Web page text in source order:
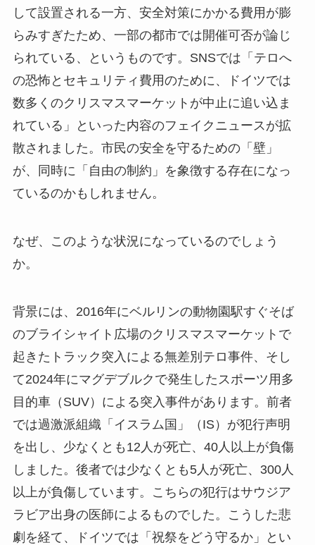
して設置される一方、安全対策にかかる費用が膨
らみすぎたため、一部の都市では開催可否が論じ
られている、というものです。SNSでは「テロへ
の恐怖とセキュリティ費用のために、ドイツでは
数多くのクリスマスマーケットが中止に追い込ま
れている」といった内容のフェイクニュースが拡
散されました。市民の安全を守るための「壁」
が、同時に「自由の制約」を象徴する存在になっ
ているのかもしれません。
なぜ、このような状況になっているのでしょう
か。
背景には、2016年にベルリンの動物園駅すぐそば
のブライシャイト広場のクリスマスマーケットで
起きたトラック突入による無差別テロ事件、そし
て2024年にマグデブルクで発生したスポーツ用多
目的車（SUV）による突入事件があります。前者
では過激派組織「イスラム国」（IS）が犯行声明
を出し、少なくとも12人が死亡、40人以上が負傷
しました。後者では少なくとも5人が死亡、300人
以上が負傷しています。こちらの犯行はサウジア
ラビア出身の医師によるものでした。こうした悲
劇を経て、ドイツでは「祝祭をどう守るか」とい